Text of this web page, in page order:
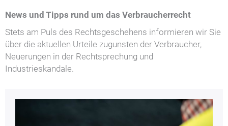
News und Tipps rund um das Verbraucherrecht
Stets am Puls des Rechtsgeschehens informieren wir Sie
über die aktuellen Urteile zugunsten der Verbraucher,
Neuerungen in der Rechtsprechung und
Industrieskandale.